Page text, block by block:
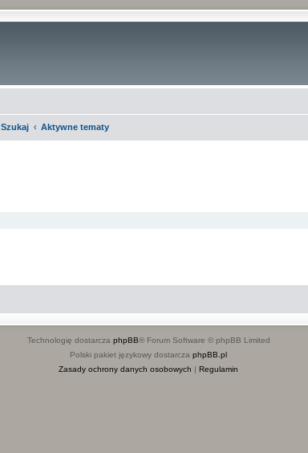
Szukaj Aktywne tematy
Technologię dostarcza phpBB® Forum Software © phpBB Limited
Polski pakiet językowy dostarcza phpBB.pl
Zasady ochrony danych osobowych | Regulamin